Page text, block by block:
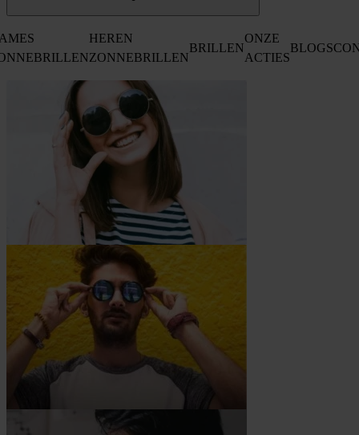
HEREN
ZONNEBRILLEN
BRILLEN
ONZE
ACTIES
BLOGS